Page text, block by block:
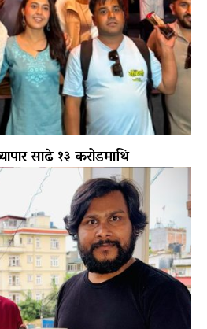
साढे १३ करोडमाथि